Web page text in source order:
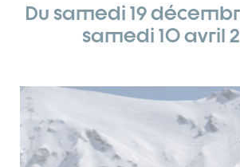
Du samedi 19
samedi 10 avril